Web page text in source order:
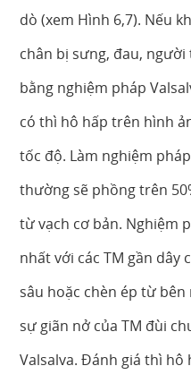
dò (xem Hình 6,7). Nếu
chân bị sưng, đau,
bằng nghiệm pháp
có thì hô hấp trên hình
tốc độ. Làm nghiệm
thường sẽ phồng trên
từ vạch cơ bản. Nghiệm
nhất với các TM gần dây
sâu hoặc chèn ép từ bên
sự giãn nở của TM đùi
Valsalva. Đánh giá thì